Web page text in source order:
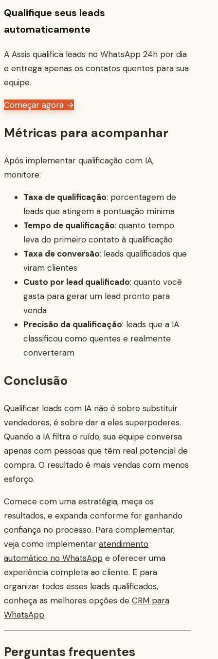
Qualifique seus leads
automaticamente
A Assis qualifica leads no WhatsApp 24h por dia
e entrega apenas os contatos quentes para sua
equipe.
Começar agora →
Métricas para acompanhar
Após implementar qualificação com IA,
monitore:
Taxa de qualificação: porcentagem de
leads que atingem a pontuação mínima
Tempo de qualificação: quanto tempo
leva do primeiro contato à qualificação
Taxa de conversão: leads qualificados que
viram clientes
Custo por lead qualificado: quanto você
gasta para gerar um lead pronto para
venda
Precisão da qualificação: leads que a IA
classificou como quentes e realmente
converteram
Conclusão
Qualificar leads com IA não é sobre substituir
vendedores, é sobre dar a eles superpoderes.
Quando a IA filtra o ruído, sua equipe conversa
apenas com pessoas que têm real potencial de
compra. O resultado é mais vendas com menos
esforço.
Comece com uma estratégia, meça os
resultados, e expanda conforme for ganhando
confiança no processo. Para complementar,
veja como implementar atendimento
automático no WhatsApp e oferecer uma
experiência completa ao cliente. E para
organizar todos esses leads qualificados,
conheça as melhores opções de CRM para
WhatsApp.
Perguntas frequentes